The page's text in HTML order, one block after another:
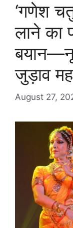
‘गणेश
लाने का
जुड़ाव
August 27,